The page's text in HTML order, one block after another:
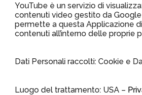
YouTube è un servizio di
contenuti video gestito da Google
permette a questa Applicazione
contenuti all’interno delle proprie
Dati Personali raccolti: Cookie e
Luogo del trattamento: USA –